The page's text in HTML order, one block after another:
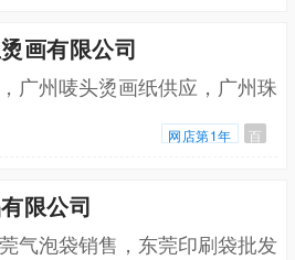
画有限公司
广州唛头烫画纸供应，广州珠
网店第1年 百
限公司
气泡袋销售，东莞印刷袋批发